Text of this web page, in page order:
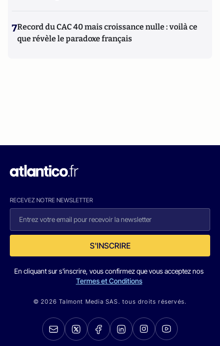
7Record du CAC 40 mais croissance nulle : voilà ce
que révèle le paradoxe français
RECEVEZ NOTRE NEWSLETTER
S'INSCRIRE
En cliquant sur s'inscrire, vous confirmez que vous acceptez nos
Termes et Conditions
© 2026 Talmont Media SAS. tous droits réservés.